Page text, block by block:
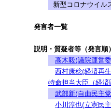
新型コロナウイル
発言者一覧
説明・質疑者等（発言順
高木毅(議院運営
西村康稔(経済再
特命担当大臣（経済
武部新(自由民主
小川淳也(立憲民